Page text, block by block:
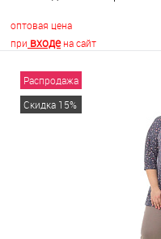
оптовая цена
при входена сайт
Распродажа
Скидка 15%